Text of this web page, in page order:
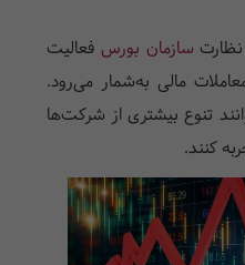
سازمان بورس فعالیت
مالی به‌شمار می‌رود.
تنوع بیشتری از شرکت‌ها
کنند.